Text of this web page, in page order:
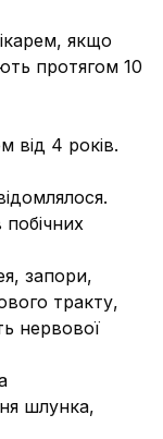
якщо
протягом 10
від 4 років.
запори,
тракту,
нервової
шлунка,